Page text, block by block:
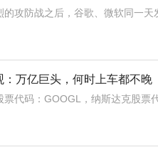
：万亿巨头，何时上车都不晚